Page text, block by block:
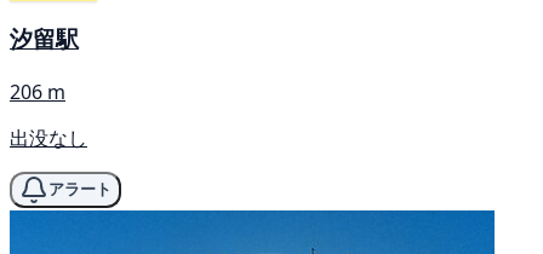
汐留駅
206 m
出没なし
アラート